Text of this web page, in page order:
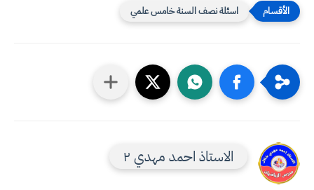
اسئلة نصف السنة خامس علمي
الاستاذ احمد مهدي ٢